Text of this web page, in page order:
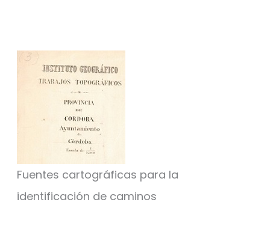
Fuentes cartográficas para la
identificación de caminos